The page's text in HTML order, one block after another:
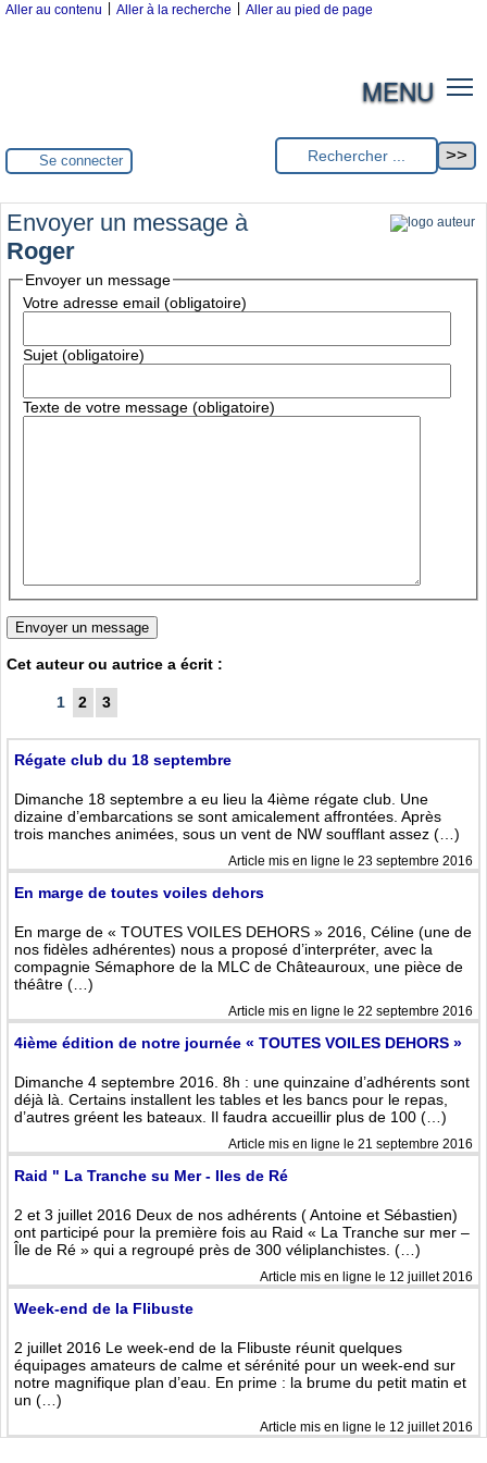
Aller au contenu Aller à la recherche Aller au pied de page
MENU
Se connecter
Envoyer un message à
Roger
Envoyer un message
Votre adresse email (obligatoire)
Sujet (obligatoire)
Texte de votre message (obligatoire)
Cet auteur ou autrice a écrit :
1 2 3
Régate club du 18 septembre
Dimanche 18 septembre a eu lieu la 4ième régate club. Une
dizaine d’embarcations se sont amicalement affrontées. Après
trois manches animées, sous un vent de NW soufflant assez (…)
Article mis en ligne le 23 septembre 2016
En marge de toutes voiles dehors
En marge de « TOUTES VOILES DEHORS » 2016, Céline (une de
nos fidèles adhérentes) nous a proposé d’interpréter, avec la
compagnie Sémaphore de la MLC de Châteauroux, une pièce de
théâtre (…)
Article mis en ligne le 22 septembre 2016
4ième édition de notre journée « TOUTES VOILES DEHORS »
Dimanche 4 septembre 2016. 8h : une quinzaine d’adhérents sont
déjà là. Certains installent les tables et les bancs pour le repas,
d’autres gréent les bateaux. Il faudra accueillir plus de 100 (…)
Article mis en ligne le 21 septembre 2016
Raid " La Tranche su Mer - Iles de Ré
2 et 3 juillet 2016 Deux de nos adhérents ( Antoine et Sébastien)
ont participé pour la première fois au Raid « La Tranche sur mer –
Île de Ré » qui a regroupé près de 300 véliplanchistes. (…)
Article mis en ligne le 12 juillet 2016
Week-end de la Flibuste
2 juillet 2016 Le week-end de la Flibuste réunit quelques
équipages amateurs de calme et sérénité pour un week-end sur
notre magnifique plan d’eau. En prime : la brume du petit matin et
un (…)
Article mis en ligne le 12 juillet 2016